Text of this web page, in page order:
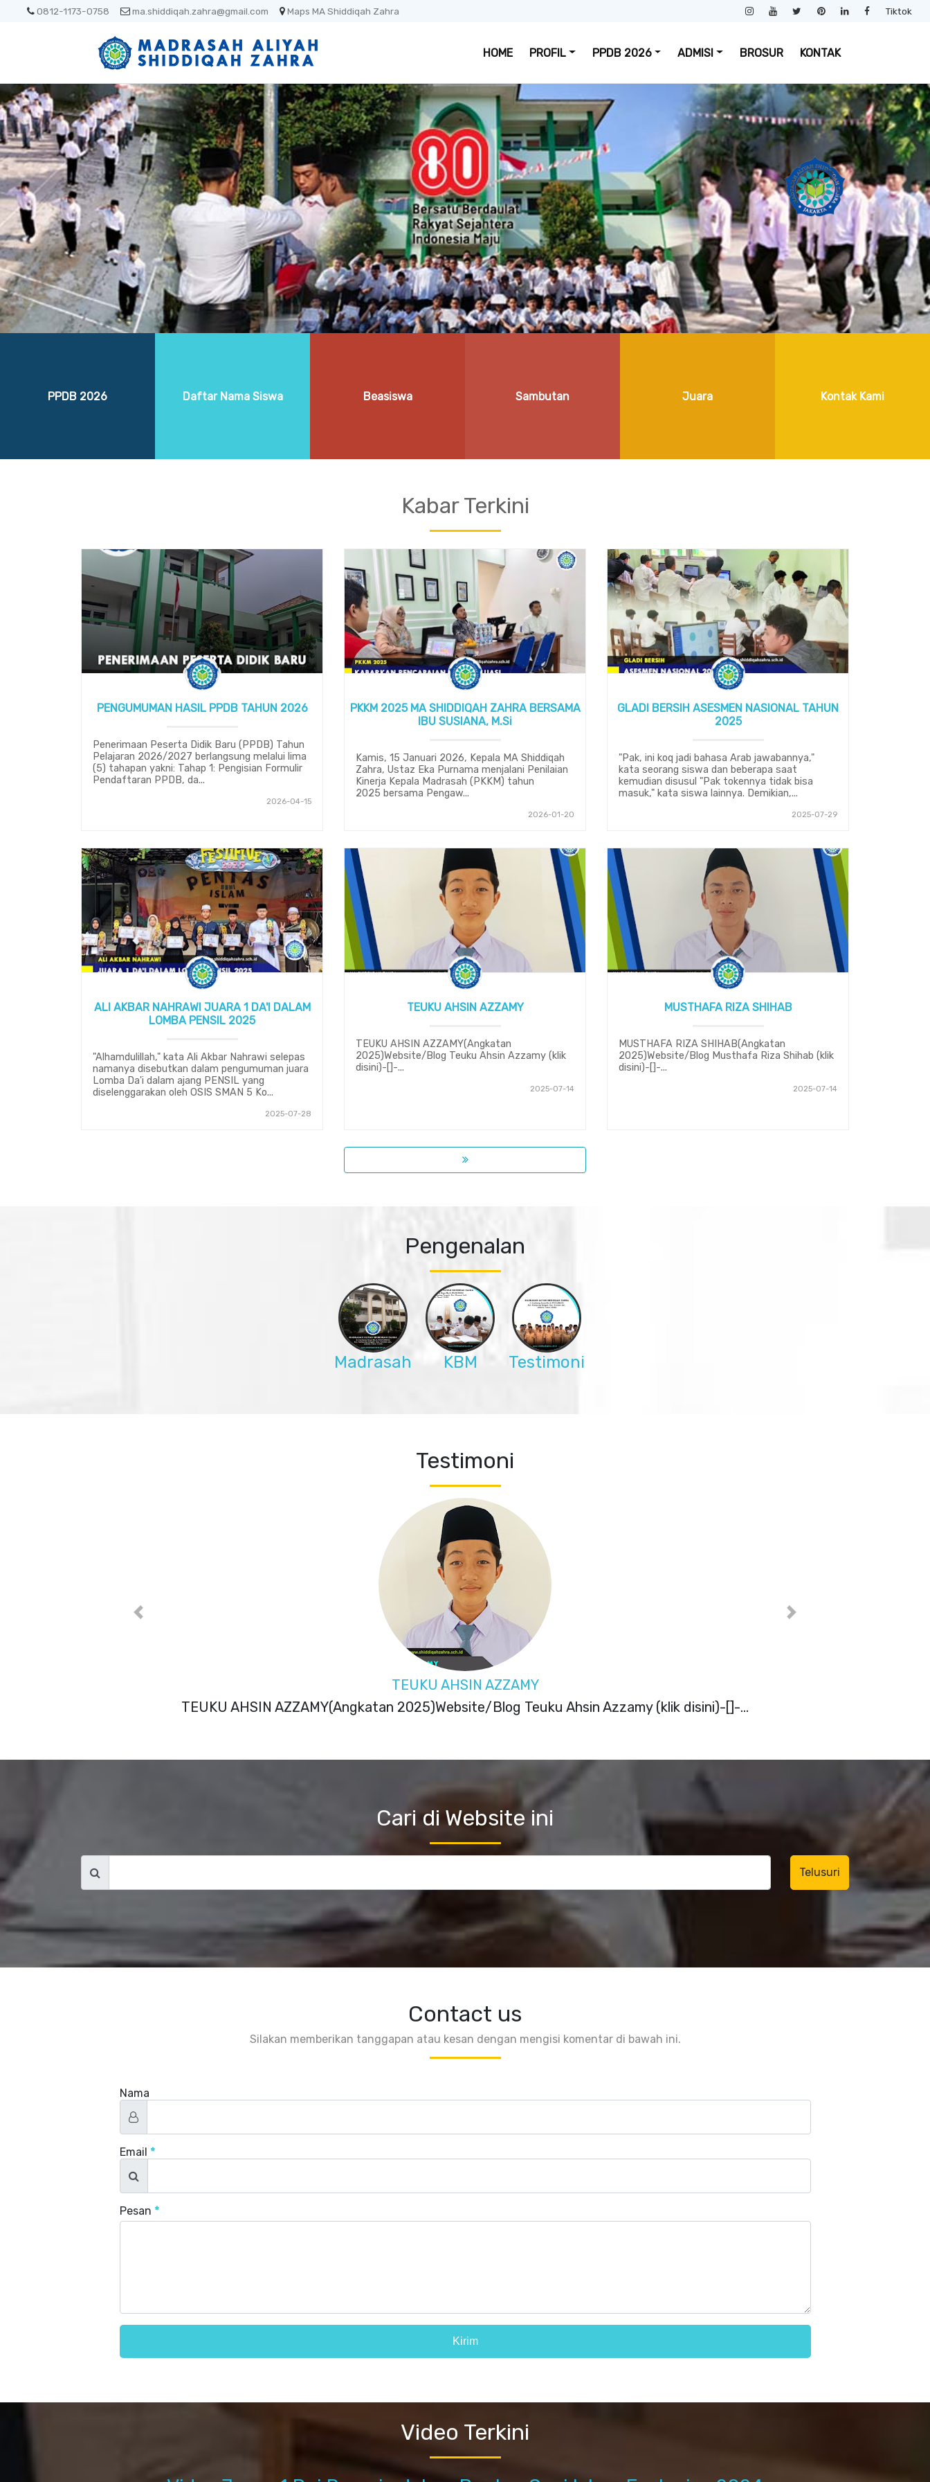
0812-1173-0758 ma.shiddiqah.zahra@gmail.com Maps MA Shiddiqah Zahra Tiktok
HOME PROFIL PPDB 2026 ADMISI BROSUR KONTAK
PPDB 2026 Daftar Nama Siswa Beasiswa Sambutan Juara Kontak Kami
Kabar Terkini
PENGUMUMAN HASIL PPDB TAHUN 2026
Penerimaan Peserta Didik Baru (PPDB) Tahun
Pelajaran 2026/2027 berlangsung melalui lima
(5) tahapan yakni: Tahap 1: Pengisian Formulir
Pendaftaran PPDB, da...
2026-04-15
PKKM 2025 MA SHIDDIQAH ZAHRA BERSAMA
IBU SUSIANA, M.Si
Kamis, 15 Januari 2026, Kepala MA Shiddiqah
Zahra, Ustaz Eka Purnama menjalani Penilaian
Kinerja Kepala Madrasah (PKKM) tahun
2025 bersama Pengaw...
2026-01-20
GLADI BERSIH ASESMEN NASIONAL TAHUN
2025
"Pak, ini koq jadi bahasa Arab jawabannya,"
kata seorang siswa dan beberapa saat
kemudian disusul "Pak tokennya tidak bisa
masuk," kata siswa lainnya. Demikian,...
2025-07-29
ALI AKBAR NAHRAWI JUARA 1 DA'I DALAM
LOMBA PENSIL 2025
"Alhamdulillah," kata Ali Akbar Nahrawi selepas
namanya disebutkan dalam pengumuman juara
Lomba Da'i dalam ajang PENSIL yang
diselenggarakan oleh OSIS SMAN 5 Ko...
2025-07-28
TEUKU AHSIN AZZAMY
TEUKU AHSIN AZZAMY(Angkatan
2025)Website/Blog Teuku Ahsin Azzamy (klik
disini)-[]-...
2025-07-14
MUSTHAFA RIZA SHIHAB
MUSTHAFA RIZA SHIHAB(Angkatan
2025)Website/Blog Musthafa Riza Shihab (klik
disini)-[]-...
2025-07-14
Pengenalan
Madrasah KBM Testimoni
Testimoni
MUSTHAFA RIZA SHIHAB
MUSTHAFA RIZA SHIHAB(Angkatan 2025)Website/Blog Musthafa Riza Shihab (klik disini)-[]-...
Previous Next
Cari di Website ini
Contact us
Silakan memberikan tanggapan atau kesan dengan mengisi komentar di bawah ini.
Nama
Email *
Pesan *
Video Terkini